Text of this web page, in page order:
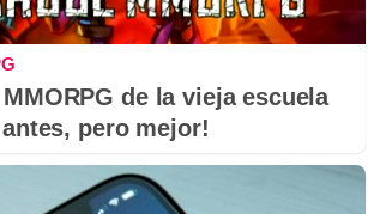
de la vieja escuela
pero mejor!